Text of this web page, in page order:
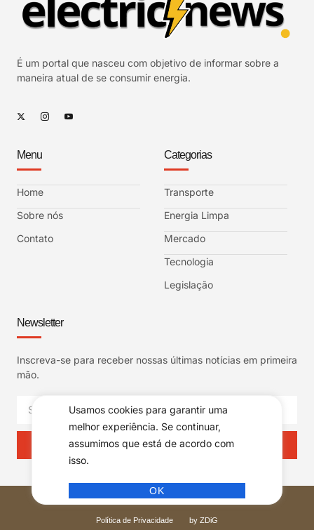
Usamos cookies para garantir uma
melhor experiência. Se continuar,
assumimos que está de acordo com
isso.
OK
É um portal que nasceu com objetivo de informar sobre a
maneira atual de se consumir energia.
Menu
Home
Sobre nós
Contato
Categorias
Transporte
Energia Limpa
Mercado
Tecnologia
Legislação
Newsletter
Inscreva-se para receber nossas últimas notícias em primeira
mão.
INSCREVER
Política de Privacidade by ZDiG